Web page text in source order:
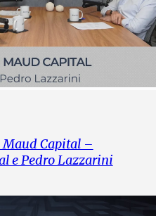
Maud Capital –
e Pedro Lazzarini